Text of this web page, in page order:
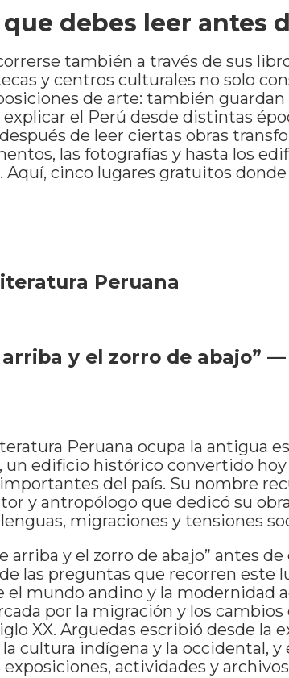
debes leer antes
también a través de sus
y centros culturales no solo
de arte: también guardan
el Perú desde distintas
de leer ciertas obras
las fotografías y hasta los
Aquí, cinco lugares gratuitos
Peruana
y el zorro de abajo”
Peruana ocupa la antigua
un edificio histórico convertido hoy
del país. Su nombre
y antropólogo que dedicó su
migraciones y tensiones
arriba y el zorro de abajo” antes
las preguntas que recorren este
el mundo andino y la modernidad
por la migración y los
XX. Arguedas escribió desde la
cultura indígena y la occidental, y
actividades y archivos